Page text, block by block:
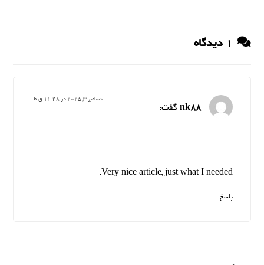
۱ دیدگاه
nk88 گفت:
دسامبر ۳, ۲۰۲۵ در ۱۱:۴۸ ق.ظ
Very nice article, just what I needed.
پاسخ